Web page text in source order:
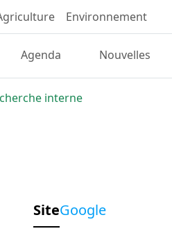
Environnement
Agenda Nouvelles
interne
SiteGoogle